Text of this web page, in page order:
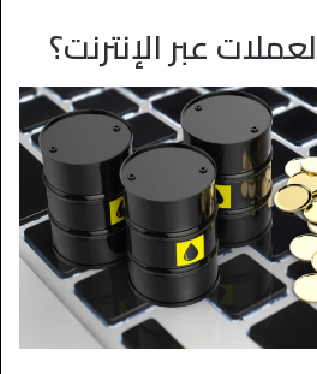
عبر الإنترنت؟